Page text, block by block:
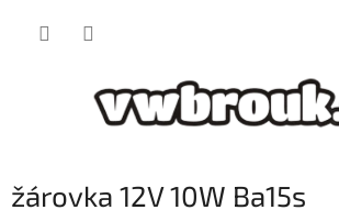
žárovka 12V 10W Ba15s